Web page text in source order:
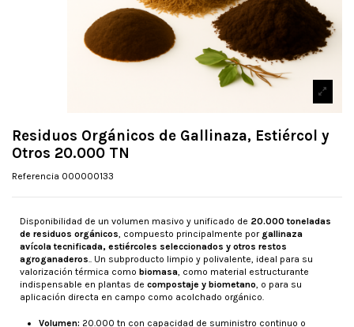
Residuos Orgánicos de Gallinaza, Estiércol y
Otros 20.000 TN
Referencia 000000133
Disponibilidad de un volumen masivo y unificado de 20.000 toneladas
de residuos orgánicos , compuesto principalmente por gallinaza
avícola tecnificada, estiércoles seleccionados y otros restos
agroganaderos .. Un subproducto limpio y polivalente, ideal para su
valorización térmica como biomasa , como material estructurante
indispensable en plantas de compostaje y biometano , o para su
aplicación directa en campo como acolchado orgánico.
Volumen: 20.000 tn con capacidad de suministro continuo o